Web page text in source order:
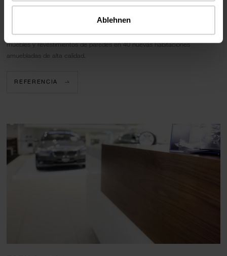
Ablehnen
Hotel Refugium Hochstrass
Nuestros tableros chapados de roble y roble central se utilizaron para los
muebles y revestimientos de paredes en 40 nuevas habitaciones
amuebladas de alta calidad.
REFERENCIA